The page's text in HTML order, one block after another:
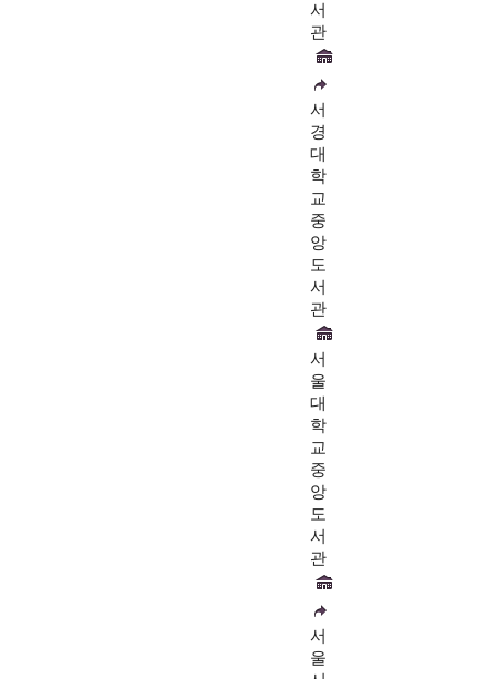
서
관
서
경
대
학
교
중
앙
도
서
관
서
울
대
학
교
중
앙
도
서
관
서
울